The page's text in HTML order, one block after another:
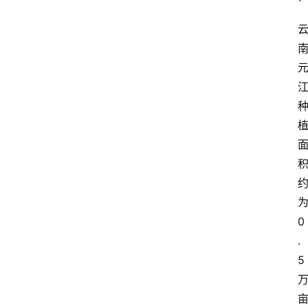
云
南
元
江
种
植
面
积
约
为
0
.
5
万
亩